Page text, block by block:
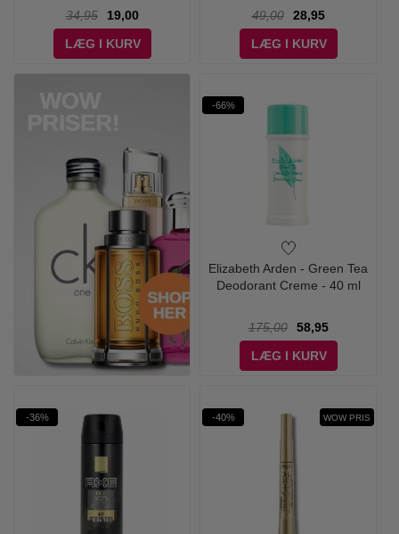
34,95
19,00
LÆG I KURV
49,00
28,95
LÆG I KURV
-66%
Elizabeth Arden - Green Tea
Deodorant Creme - 40 ml
175,00
58,95
LÆG I KURV
-36% -40% WOW PRIS